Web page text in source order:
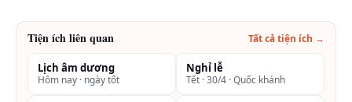
Tiện ích liên quan Tất cả tiện ích →
Lịch âm dương
Hôm nay · ngày tốt
Nghỉ lễ
Tết · 30/4 · Quốc khánh